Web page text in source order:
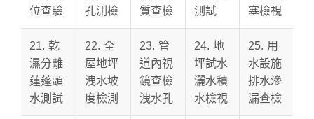
位查驗
孔測檢
質查檢
測試
塞檢視
21. 乾
濕分離
蓮蓬頭
水測試
22. 全
屋地坪
洩水坡
度檢測
23. 管
道內視
鏡查檢
洩水孔
24. 地
坪試水
灑水積
水檢視
25. 用
水設施
排水滲
漏查檢